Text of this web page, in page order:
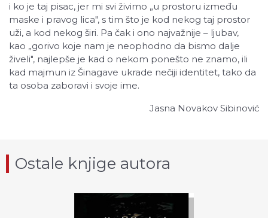
i ko je taj pisac, jer mi svi živimo „u prostoru između
maske i pravog lica", s tim što je kod nekog taj prostor
uži, a kod nekog širi. Pa čak i ono najvažnije – ljubav,
kao „gorivo koje nam je neophodno da bismo dalje
živeli", najlepše je kad o nekom ponešto ne znamo, ili
kad majmun iz Šinagave ukrade nečiji identitet, tako da
ta osoba zaboravi i svoje ime.
Jasna Novakov Sibinović
Ostale knjige autora